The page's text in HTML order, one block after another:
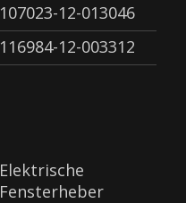
107023-12-013046
116984-12-003312
Elektrische
Fensterheber